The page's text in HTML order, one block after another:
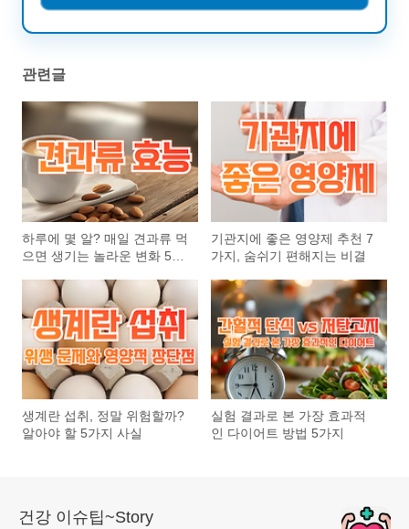
관련글
하루에 몇 알? 매일 견과류 먹
으면 생기는 놀라운 변화 5가
기관지에 좋은 영양제 추천 7
가지, 숨쉬기 편해지는 비결
생계란 섭취, 정말 위험할까?
알아야 할 5가지 사실
실험 결과로 본 가장 효과적
인 다이어트 방법 5가지
건강 이슈팁~Story